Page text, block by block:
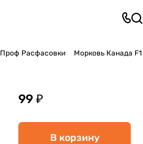
Проф Расфасовки Морковь Канада F1
99 ₽
В корзину